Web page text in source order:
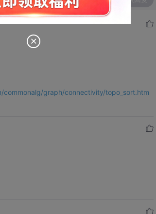
graph/connectivity/topo_sort.htm